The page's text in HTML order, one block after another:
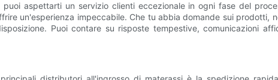
aspettarti un servizio clienti eccezionale in ogni fase del
un'esperienza impeccabile. Che tu abbia domande sui
Puoi contare su risposte tempestive, comunicazioni